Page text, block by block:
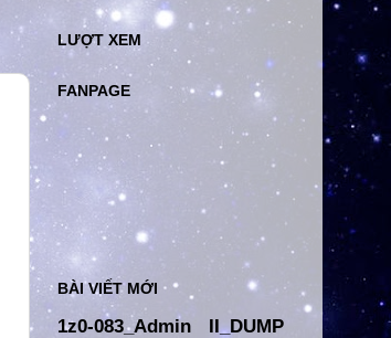
LƯỢT XEM
FANPAGE
BÀI VIẾT MỚI
1z0-083_Admin II_DUMP